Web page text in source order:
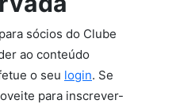
sócios do Clube
ao conteúdo
o seu login. Se
para inscrever-